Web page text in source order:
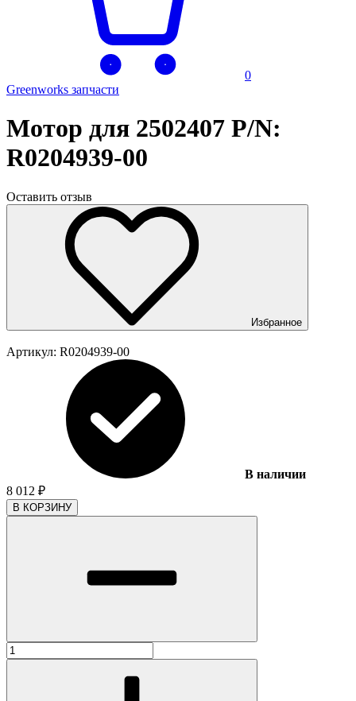
0
Greenworks запчасти
Мотор для 2502407 P/N:
R0204939-00
Оставить отзыв
Избранное
Артикул: R0204939-00
В наличии
8 012 ₽
В КОРЗИНУ